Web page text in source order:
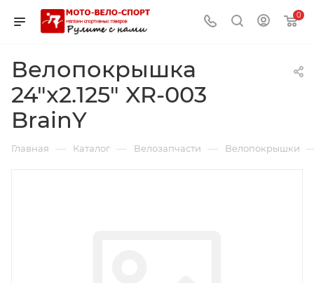
0
Велопокрышка
24"x2.125" XR-003
BrainY
Главная — Каталог — Велозапчасти — Велопокрышки